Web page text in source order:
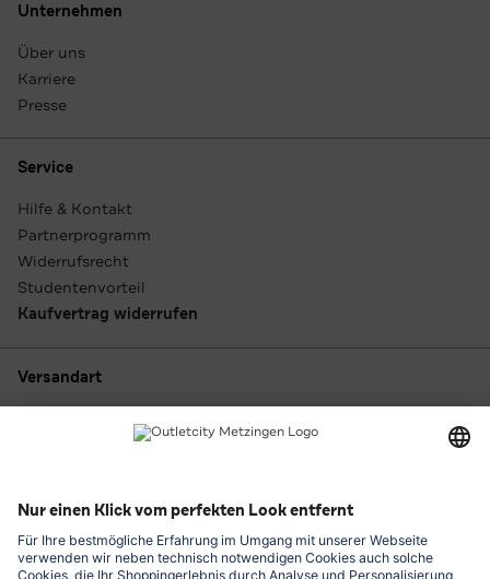
Unternehmen
Über uns
Karriere
Presse
Service
Hilfe & Kontakt
Partnerprogramm
Widerrufsrecht
Studentenvorteil
Kaufvertrag widerrufen
Versandart